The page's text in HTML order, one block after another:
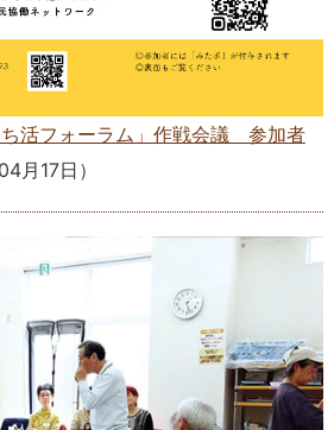
ち活フォーラム」作戦会議 参加者
月17日）